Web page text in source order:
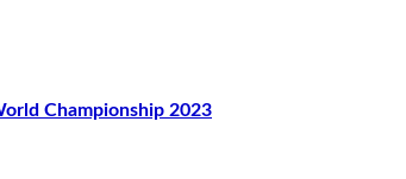
Championship 2023